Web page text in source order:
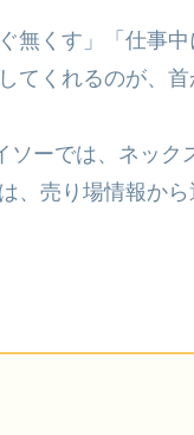
無くす」「仕事
てくれるのが、首
ソーでは、ネック
、売り場情報か